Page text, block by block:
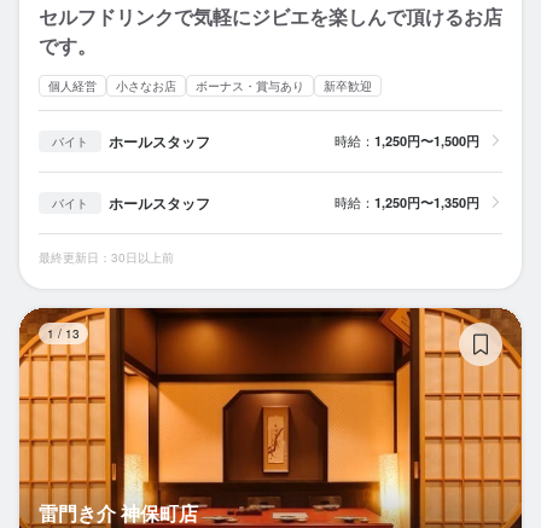
セルフドリンクで気軽にジビエを楽しんで頂けるお店
です。
個人経営 小さなお店 ボーナス・賞与あり 新卒歓迎
バイト ホールスタッフ 時給： 1,250円〜1,500円
バイト ホールスタッフ 時給： 1,250円〜1,350円
最終更新日：30日以上前
1 / 13
雷門き介 神保町店